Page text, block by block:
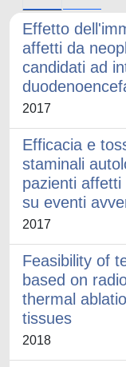
Effetto
affetti da
candidati ad
2017
Efficacia e
staminali
pazienti
su eventi
2017
Feasibility of
based on
thermal
tissues
2018